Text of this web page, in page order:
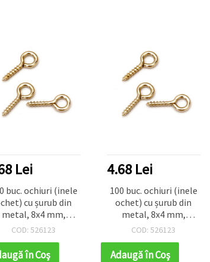
Lei
buc. ochiuri (inele
cu șurub din
metal, 8x4 mm,
orificiu 1,8 mm,
pentru bijuterii
COD: 526123
în Coş
4.68 Lei
100 buc. ochiuri (inele
ochet) cu șurub din
metal, 8x4 mm,
orificiu 1,8 mm,
pentru bijuterii
COD: 526123
Adaugă în Coş